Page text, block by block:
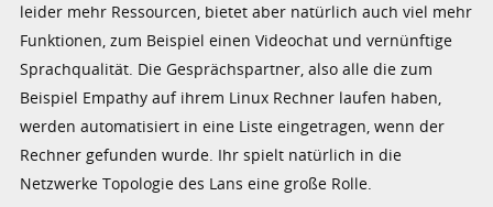
leider mehr Ressourcen, bietet aber natürlich auch viel mehr
Funktionen, zum Beispiel einen Videochat und vernünftige
Sprachqualität. Die Gesprächspartner, also alle die zum
Beispiel Empathy auf ihrem Linux Rechner laufen haben,
werden automatisiert in eine Liste eingetragen, wenn der
Rechner gefunden wurde. Ihr spielt natürlich in die
Netzwerke Topologie des Lans eine große Rolle.